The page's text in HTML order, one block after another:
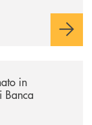
l’offerta e
in
Banca